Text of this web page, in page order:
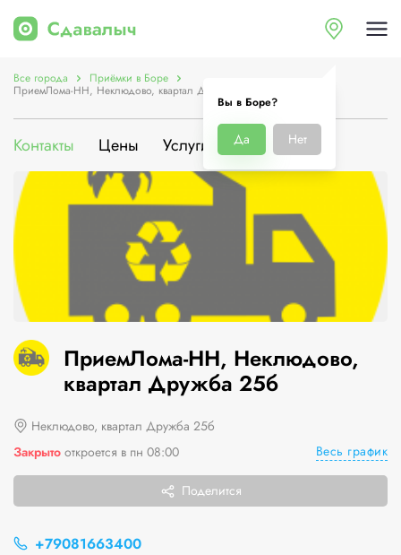
Вы в Боре?
Да Нет
Все города Приёмки в Боре
ПриемЛома-НН, Неклюдово, квартал Дружба 25б
Контакты Цены Услуги О компании
ПриемЛома-НН, Неклюдово,
квартал Дружба 25б
Неклюдово, квартал Дружба 25б
Закрыто откроется в пн 08:00 Весь график
Поделится
+79081663400